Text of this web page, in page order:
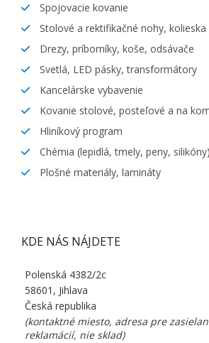
Spojovacie kovanie
Stolové a rektifikačné nohy, kolieska
Drezy, príborníky, koše, odsávače
Svetlá, LED pásky, transformátory
Kancelárske vybavenie
Kovanie stolové, posteľové a na
Hliníkový program
Chémia (lepidlá, tmely, peny, silikóny)
Plošné materiály, lamináty
KDE NÁS NÁJDETE
Polenská 4382/2c
58601, Jihlava
Česká republika
(kontaktné miesto, adresa pre
reklamácií, nie sklad)